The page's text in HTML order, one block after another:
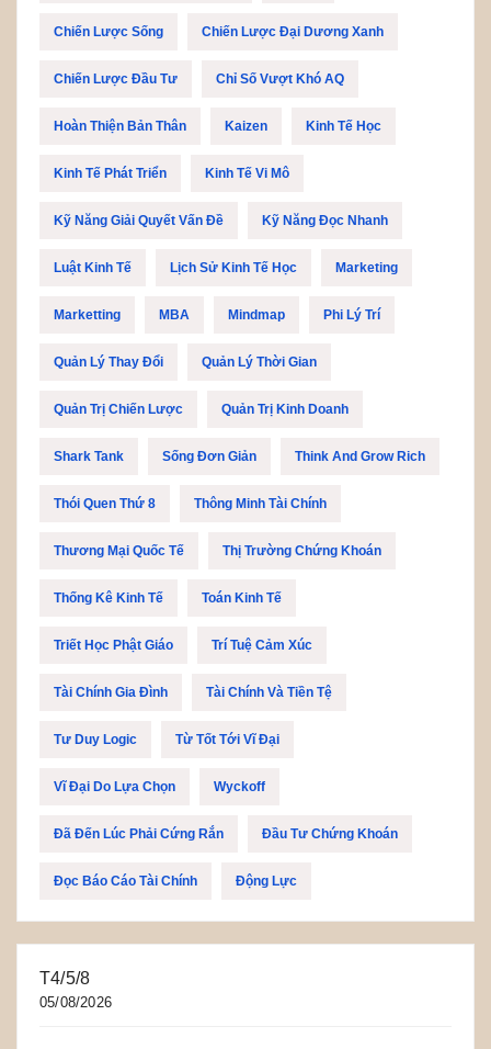
Chiến Lược Sống Chiến Lược Đại Dương Xanh
Chiến Lược Đầu Tư Chỉ Số Vượt Khó AQ
Hoàn Thiện Bản Thân Kaizen Kinh Tế Học
Kinh Tế Phát Triển Kinh Tế Vi Mô
Kỹ Năng Giải Quyết Vấn Đề Kỹ Năng Đọc Nhanh
Luật Kinh Tế Lịch Sử Kinh Tế Học Marketing
Marketting MBA Mindmap Phi Lý Trí
Quản Lý Thay Đổi Quản Lý Thời Gian
Quản Trị Chiến Lược Quản Trị Kinh Doanh
Shark Tank Sống Đơn Giản Think And Grow Rich
Thói Quen Thứ 8 Thông Minh Tài Chính
Thương Mại Quốc Tế Thị Trường Chứng Khoán
Thống Kê Kinh Tế Toán Kinh Tế
Triết Học Phật Giáo Trí Tuệ Cảm Xúc
Tài Chính Gia Đình Tài Chính Và Tiền Tệ
Tư Duy Logic Từ Tốt Tới Vĩ Đại
Vĩ Đại Do Lựa Chọn Wyckoff
Đã Đến Lúc Phải Cứng Rắn Đầu Tư Chứng Khoán
Đọc Báo Cáo Tài Chính Động Lực
T4/5/8
05/08/2026